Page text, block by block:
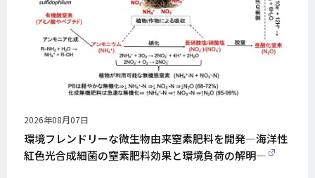
公
開
日
2026年08月07日
環境フレンドリーな微生物由来窒素肥料を開発―海洋性
紅色光合成細菌の窒素肥料効果と環境負荷の解明―